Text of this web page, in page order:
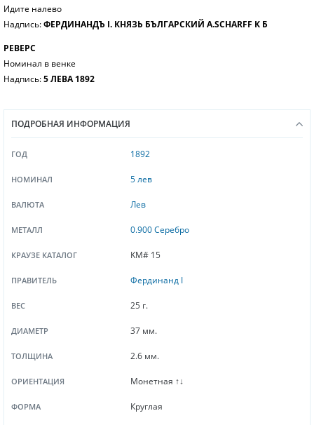
Идите налево
Надпись:ФЕРДИНАНДЪ I. КНЯЗЬ БЪЛГАРСКИЙ A.SCHARFF К Б
РЕВЕРС
Номинал в венке
Надпись:5 ЛЕВА 1892
ПОДРОБНАЯ ИНФОРМАЦИЯ
ГОД 1892
НОМИНАЛ 5 лев
ВАЛЮТА Лев
МЕТАЛЛ 0.900 Серебро
КРАУЗЕ КАТАЛОГ KM# 15
ПРАВИТЕЛЬ Фердинанд I
ВЕС 25 г.
ДИАМЕТР 37 мм.
ТОЛЩИНА 2.6 мм.
ОРИЕНТАЦИЯ Монетная ↑↓
ФОРМА Круглая